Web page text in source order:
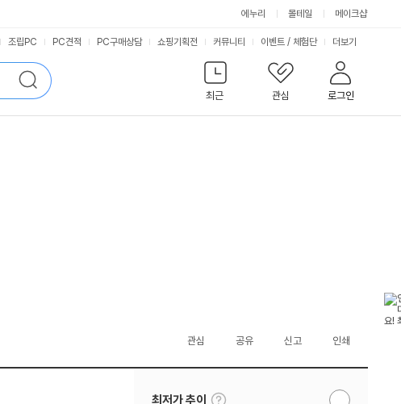
에누리 몰테일 메이크샵
검
색
최근
관심 로그인
조립PC PC견적 PC구매상담 쇼핑기획전 커뮤니티 이벤트 / 체험단 서
비
스
더보기
관심 공유 신고 인쇄
최저가 추이
툴